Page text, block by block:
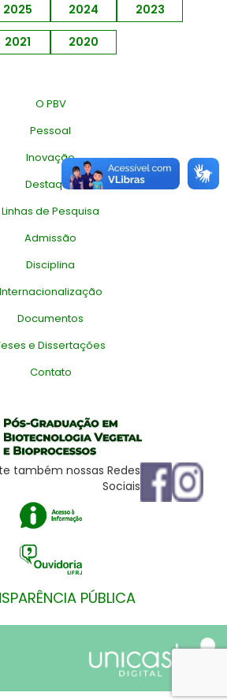
2025 2024 2023
2021 2020
O PBV
Pessoal
Inovação
Destaque
Linhas de Pesquisa
Admissão
Disciplina
Internacionalização
Documentos
e Dissertações
Contato
nossas Redes
Sociais
PÚBLICA